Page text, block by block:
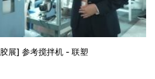
展] 参考搅拌机 - 联塑